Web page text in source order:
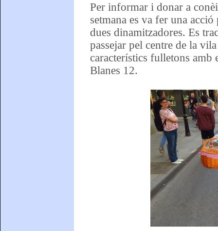
Per informar i donar a
setmana es va fer una
dues dinamitzadores. Es
passejar pel centre de la
característics fulletons amb
Blanes 12.